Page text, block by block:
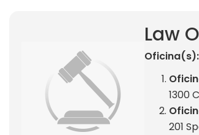
Law
Oficina(s):
1300
201